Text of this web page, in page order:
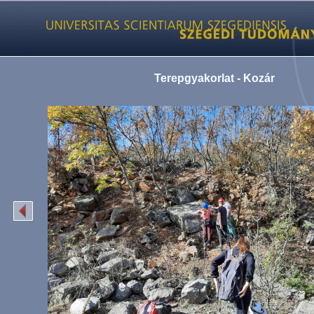
Terepgyakorlat - Kozár